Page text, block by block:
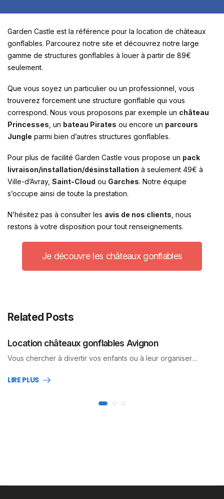
Garden Castle est la référence pour la location de châteaux
gonflables. Parcourez notre site et découvrez notre large
gamme de structures gonflables à louer à partir de 89€
seulement.
Que vous soyez un particulier ou un professionnel, vous
trouverez forcement une structure gonflable qui vous
correspond. Nous vous proposons par exemple un château
Princesses , un bateau Pirates ou encore un parcours
Jungle parmi bien d’autres structures gonflables.
Pour plus de facilité Garden Castle vous propose un pack
livraison/installation/désinstallation à seulement 49€ à
Ville-d’Avray, Saint-Cloud ou Garches. Notre équipe
s’occupe ainsi de toute la prestation.
N’hésitez pas à consulter les avis de nos clients , nous
restons à votre disposition pour tout renseignements.
Je découvre les châteaux gonflables
Related Posts
Location châteaux gonflables Avignon
Vous chercher à divertir vos enfants ou à leur organiser…
LIRE PLUS